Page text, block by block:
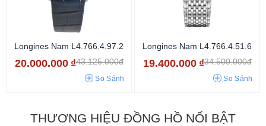
Longines Nam L4.766.4.97.2
20.000.000 ₫43.125.000đ
So Sánh
Longines Nam L4.766.4.51.6
19.400.000 ₫34.500.000đ
So Sánh
THƯƠNG HIỆU ĐỒNG HỒ NỔI BẬT